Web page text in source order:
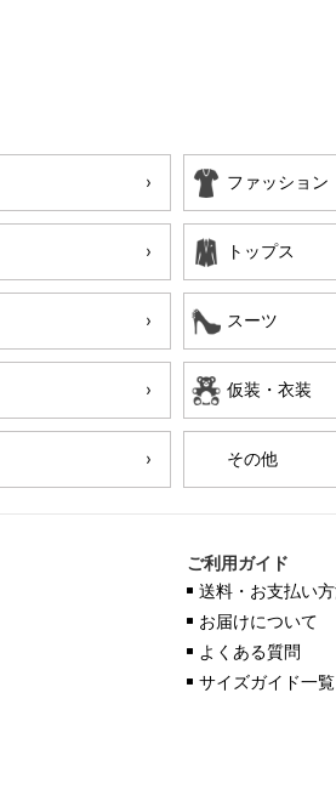
ファッション
トップス
スーツ
仮装・衣装
その他
ご利用ガイド
送料・お支払い
お届けについて
よくある質問
サイズガイド一覧